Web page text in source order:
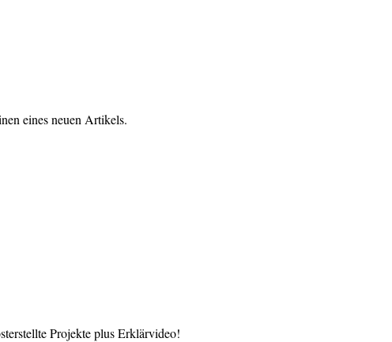
eines neuen Artikels.
Projekte plus Erklärvideo!